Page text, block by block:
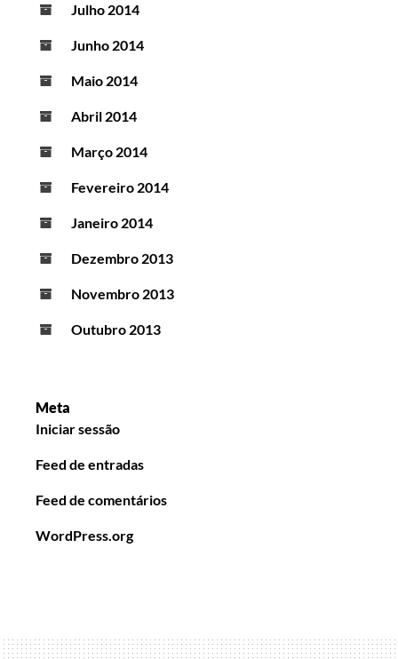
Julho 2014
Junho 2014
Maio 2014
Abril 2014
Março 2014
Fevereiro 2014
Janeiro 2014
Dezembro 2013
Novembro 2013
Outubro 2013
Meta
Iniciar sessão
Feed de entradas
Feed de comentários
WordPress.org